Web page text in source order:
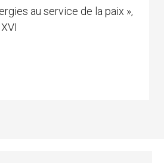
au service de la paix »,